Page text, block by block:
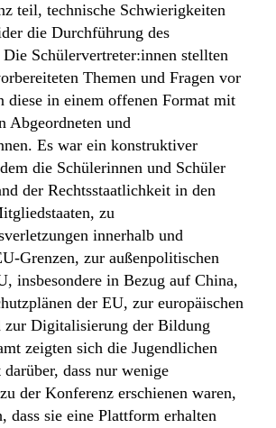
teil, technische Schwierigkeiten
die Durchführung des
Schülervertreter:innen stellten
Themen und Fragen vor
diese in einem offenen Format mit
Abgeordneten und
Es war ein konstruktiver
die Schülerinnen und Schüler
der Rechtsstaatlichkeit in den
zu
innerhalb und
Grenzen, zur außenpolitischen
insbesondere in Bezug auf China,
der EU, zur europäischen
Digitalisierung der Bildung
zeigten sich die Jugendlichen
dass nur wenige
der Konferenz erschienen waren,
dass sie eine Plattform erhalten